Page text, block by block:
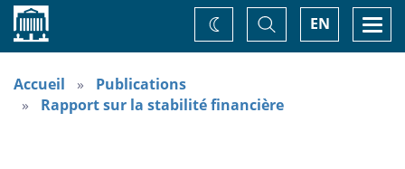
Accueil EN
Basculer
la
recherche
Changez
de
Accueil
Publications
Rapport sur la stabilité financière